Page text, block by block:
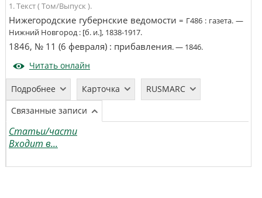
1. Текст ( Том/Выпуск ).
Нижегородские губернские ведомости = Г486 : газета. —
Нижний Новгород:[б. и.],1838-1917.
1846, № 11 (6 февраля) : прибавления. —1846.
Читать онлайн
Подробнее Карточка
RUSMARC
Связанные записи
Статьи/части
Входит в...